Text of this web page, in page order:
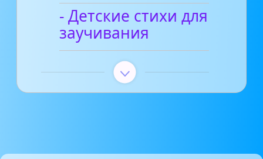
- Детские стихи для
заучивания